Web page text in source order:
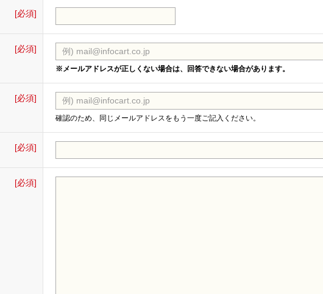
[必須]
[必須]
※メールアドレスが正しくない場合は、回答できない場合があります。
[必須]
確認のため、同じメールアドレスをもう一度ご記入ください。
[必須]
[必須]